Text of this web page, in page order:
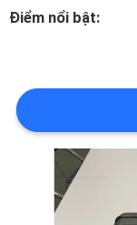
KIỂM
CHẤT
LƯỢNG
Điểm nổi bật: